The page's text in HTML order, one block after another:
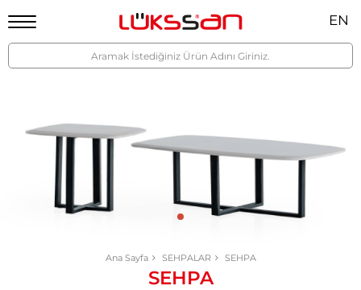
EN
Ana Sayfa SEHPALAR SEHPA
SEHPA